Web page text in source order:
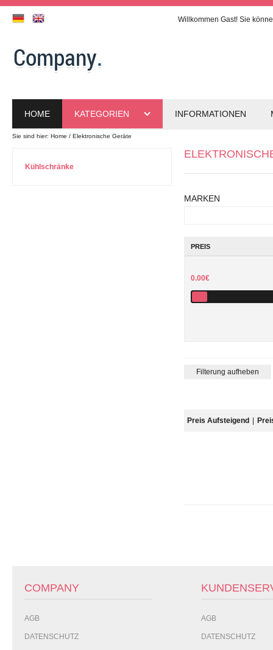
Willkommen Gast! Sie
HOME KATEGORIEN INFORMATIONEN
Sie sind hier: Home Elektronische Geräte
Kühlschränke
MARKEN
PREIS
0.00€
Filterung aufheben
Preis Aufsteigend
COMPANY
AGB
DATENSCHUTZ
AGB
DATENSCHUTZ